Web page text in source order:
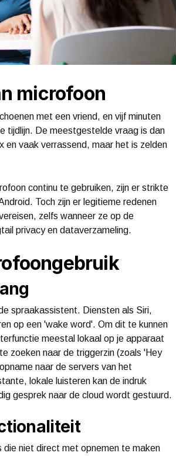
microfoon
met een vriend, en vijf minuten
tijdlijn. De meestgestelde vraag is dan
vaak verrassend, maar het is zelden
continu te gebruiken, zijn er strikte
Toch zijn er legitieme redenen
zelfs wanneer ze op de
privacy en dataverzameling.
spraakassistent. Diensten als Siri,
op een 'wake word'. Om dit te kunnen
meestal lokaal op je apparaat
zoeken naar de triggerzin (zoals 'Hey
naar de servers van het
lokale luisteren kan de indruk
gesprek naar de cloud wordt gestuurd.
niet direct met opnemen te maken